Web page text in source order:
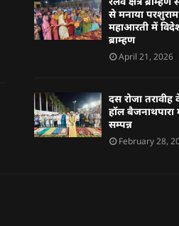
से मनाया
महाआरती में
ब्राम्हण
April 21, 2026
दस रोजा
हॉल
सम्पन्न
February 28,